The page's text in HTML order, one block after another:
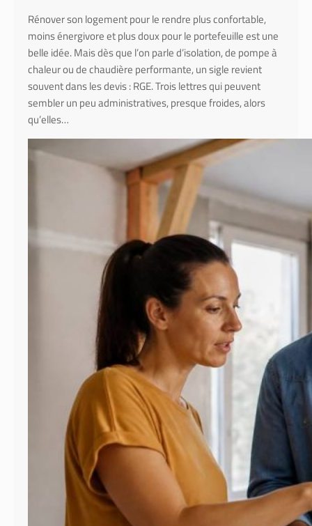
s
i
o
n
n
e
d
Rénover son logement pour le rendre plus confortable,
moins énergivore et plus doux pour le portefeuille est une
belle idée. Mais dès que l’on parle d’isolation, de pompe à
chaleur ou de chaudière performante, un sigle revient
souvent dans les devis : RGE. Trois lettres qui peuvent
sembler un peu administratives, presque froides, alors
qu’elles…